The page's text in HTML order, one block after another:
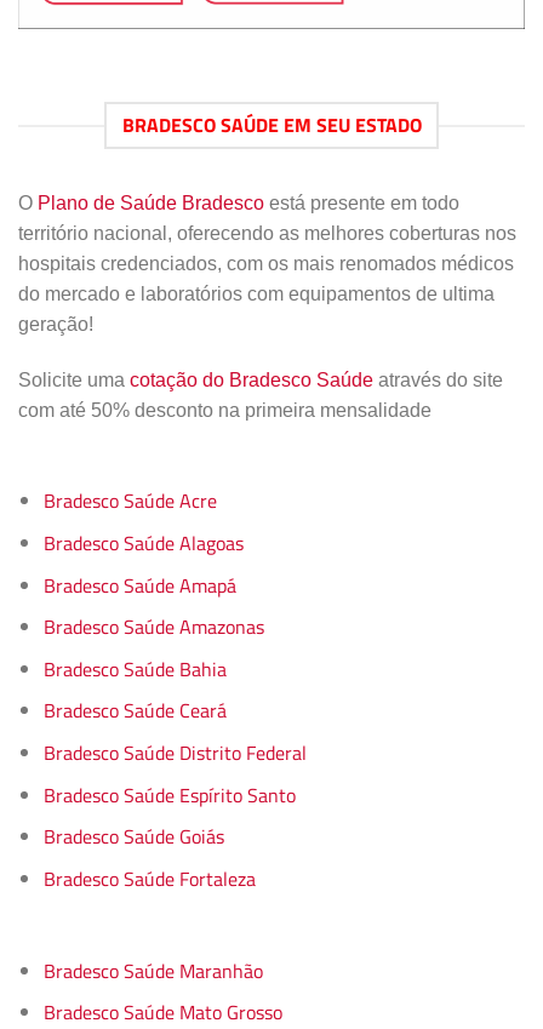
BRADESCO SAÚDE EM SEU ESTADO
O Plano de Saúde Bradesco está presente em todo
território nacional, oferecendo as melhores coberturas nos
hospitais credenciados, com os mais renomados médicos
do mercado e laboratórios com equipamentos de ultima
geração!
Solicite uma cotação do Bradesco Saúde através do site
com até 50% desconto na primeira mensalidade
Bradesco Saúde Acre
Bradesco Saúde Alagoas
Bradesco Saúde Amapá
Bradesco Saúde Amazonas
Bradesco Saúde Bahia
Bradesco Saúde Ceará
Bradesco Saúde Distrito Federal
Bradesco Saúde Espírito Santo
Bradesco Saúde Goiás
Bradesco Saúde Fortaleza
Bradesco Saúde Maranhão
Bradesco Saúde Mato Grosso